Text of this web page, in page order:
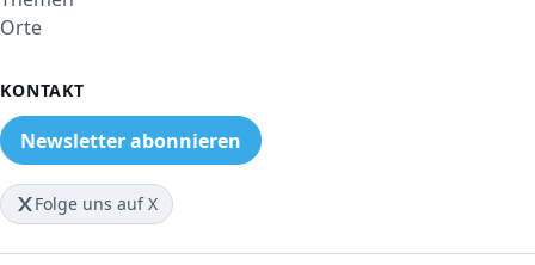
Orte
KONTAKT
Newsletter abonnieren
Folge uns auf X